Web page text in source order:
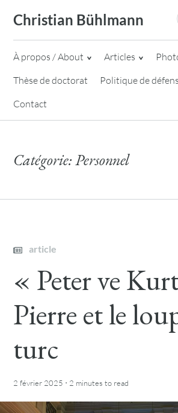
content
Christian Bühlmann
À propos / About Articles
Thèse de doctorat
Politique de
Contact
Catégorie:Personnel
article
« Peter ve
Pierre et le
turc
2 février 2025 · 2 minutes to read